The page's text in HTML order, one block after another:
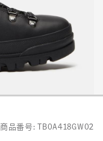
商品番号:TB0A418GW02